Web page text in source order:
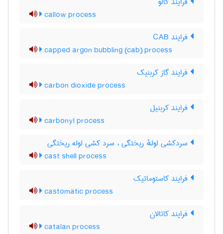
callow process
فرایند CAB
capped argon bubbling (cab) process
فرایند گاز کربنیک
carbon dioxide process
فرایند کربنیل
carbonyl process
سردکشی لولهٔ ریختگی ، سرد کشی لوله ریختگی
cast shell process
فرایند کاستوماتیک
castomatic process
فرایند کاتالان
catalan process